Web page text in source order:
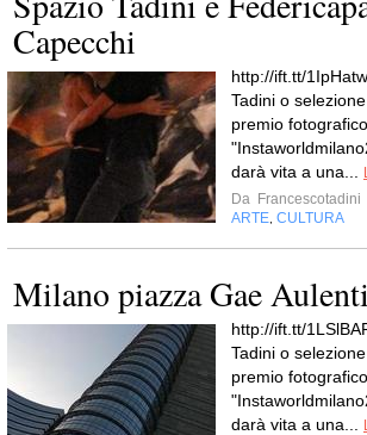
Capecchi
http://ift.tt/
Tadini o
premio fotografico
darà vita a una...
Da Francescotadini
ARTE CULTURA
Milano piazza Gae Aulenti
http://ift.tt/
Tadini o
premio fotografico
darà vita a una...